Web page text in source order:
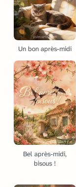
Un bon après-midi
Bel après-midi,
bisous !